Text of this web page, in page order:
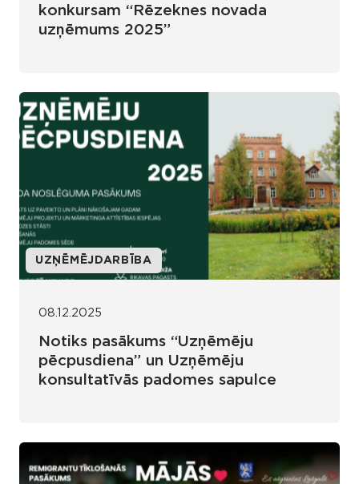
konkursam “Rēzeknes novada
uzņēmums 2025”
UZŅĒMĒJDARBĪBA
08.12.2025
Notiks pasākums “Uzņēmēju
pēcpusdiena” un Uzņēmēju
konsultatīvās padomes sapulce